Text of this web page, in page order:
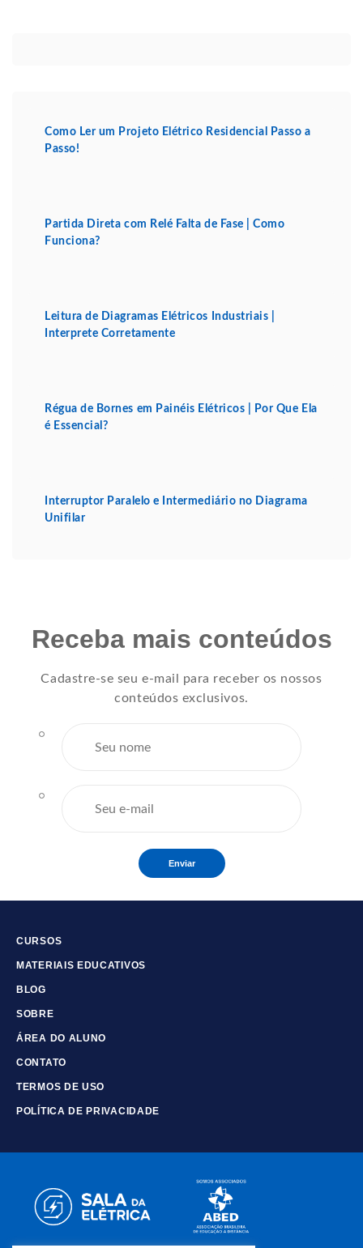
Como Ler um Projeto Elétrico Residencial Passo a
Passo!
Partida Direta com Relé Falta de Fase | Como
Funciona?
Leitura de Diagramas Elétricos Industriais |
Interprete Corretamente
Régua de Bornes em Painéis Elétricos | Por Que Ela
é Essencial?
Interruptor Paralelo e Intermediário no Diagrama
Unifilar
Receba mais conteúdos
Cadastre-se seu e-mail para receber os nossos
conteúdos exclusivos.
Enviar
CURSOS
MATERIAIS EDUCATIVOS
BLOG
SOBRE
ÁREA DO ALUNO
CONTATO
TERMOS DE USO
POLÍTICA DE PRIVACIDADE